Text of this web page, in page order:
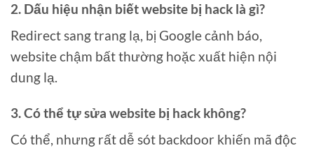
2. Dấu hiệu nhận biết website bị hack là gì?
Redirect sang trang lạ, bị Google cảnh báo,
website chậm bất thường hoặc xuất hiện nội
dung lạ.
3. Có thể tự sửa website bị hack không?
Có thể, nhưng rất dễ sót backdoor khiến mã độc